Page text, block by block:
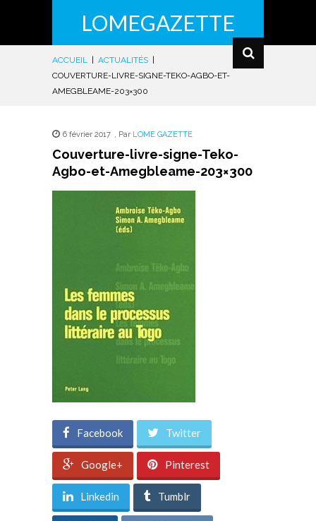
LOMEGAZETTE
ACCUEIL ACTUALITÉS
COUVERTURE-LIVRE-SIGNE-TEKO-AGBO-ET-
AMEGBLEAME-203×300
6 février 2017 , Par LOME GAZETTE
Couverture-livre-signe-Teko-
Agbo-et-Amegbleame-203×300
Facebook Twitter
Google+ Pinterest
Linkedin Tumblr